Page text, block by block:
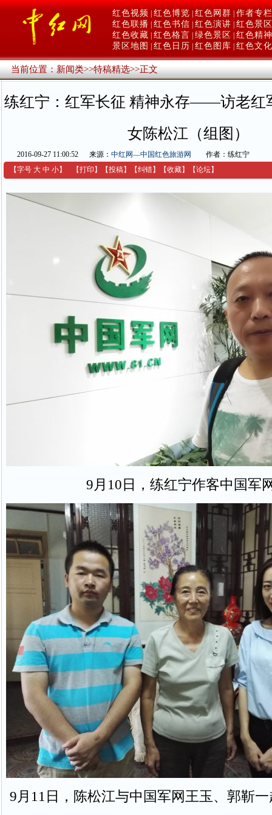
红色视频 红色博览 红色网群 作者专栏
红色联播 红色书信 红色演讲 红色景区
红色收藏 红色格言 绿色景区
红色精神
景区地图
红色日历 红色图库 红色文化
当前位置：新闻类>>特稿精选>>正文
练红宁：红军长征 精神永存——访老红
女陈松江（组图）
2016-09-27 11:00:52 来源： 中红网—中国红色旅游网
作者：练红宁
【字号 大 中 小】 【打印 】 【投稿】 【纠错】 【收藏】 【论坛】
9月10日，练红宁作客中国军
9月11日，陈松江与中国军网王玉、郭靳